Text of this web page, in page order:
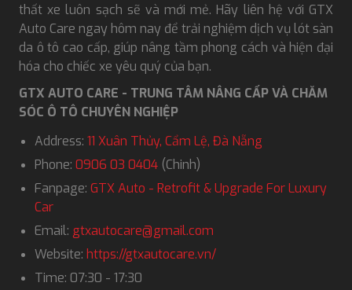
thất xe luôn sạch sẽ và mới mẻ. Hãy liên hệ với GTX
Auto Care ngay hôm nay để trải nghiệm dịch vụ lót sàn
da ô tô cao cấp, giúp nâng tầm phong cách và hiện đại
hóa cho chiếc xe yêu quý của bạn.
GTX AUTO CARE - TRUNG TÂM NÂNG CẤP VÀ CHĂM
SÓC Ô TÔ CHUYÊN NGHIỆP
Address: 11 Xuân Thủy, Cẩm Lệ, Đà Nẵng
Phone: 0906 03 0404 (Chinh)
Fanpage: GTX Auto - Retrofit & Upgrade For Luxury
Car
Email: gtxautocare@gmail.com
Website: https://gtxautocare.vn/
Time: 07:30 - 17:30